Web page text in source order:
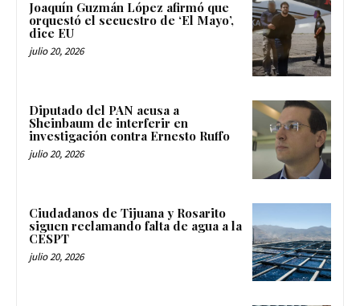
Joaquín Guzmán López afirmó que
orquestó el secuestro de ‘El Mayo’,
dice EU
julio 20, 2026
Diputado del PAN acusa a
Sheinbaum de interferir en
investigación contra Ernesto Ruffo
julio 20, 2026
Ciudadanos de Tijuana y Rosarito
siguen reclamando falta de agua a la
CESPT
julio 20, 2026